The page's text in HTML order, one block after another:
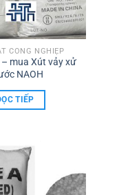
CÔNG NGHIỆP
– mua Xút vảy xử
NAOH
TIẾP